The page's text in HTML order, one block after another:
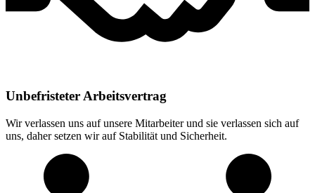
Unbefristeter Arbeitsvertrag
Wir verlassen uns auf unsere Mitarbeiter und sie verlassen sich auf
uns, daher setzen wir auf Stabilität und Sicherheit.